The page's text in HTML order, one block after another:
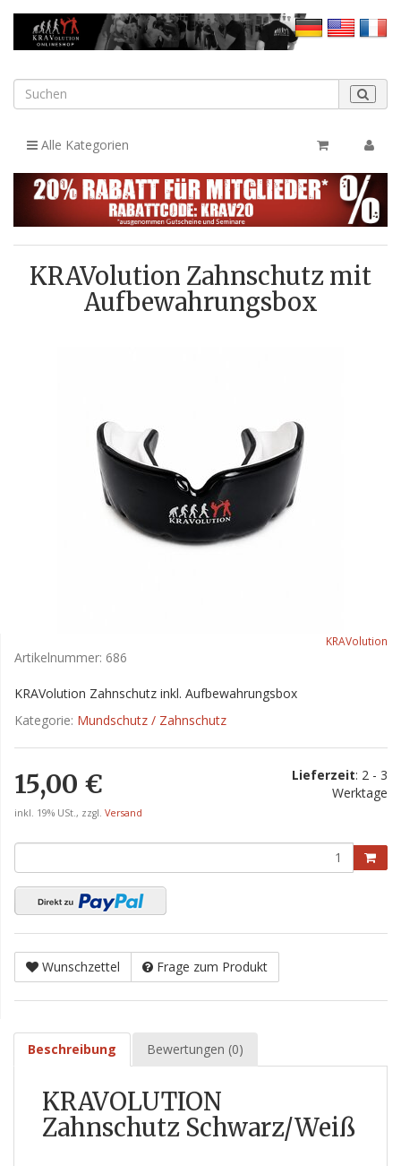
Alle Kategorien
KRAVolution Zahnschutz mit
Aufbewahrungsbox
KRAVolution
Artikelnummer: 686
KRAVolution Zahnschutz inkl. Aufbewahrungsbox
Kategorie: Mundschutz / Zahnschutz
15,00 €
inkl. 19% USt., zzgl. Versand
Lieferzeit: 2 - 3
Werktage
Wunschzettel Frage zum Produkt
Beschreibung Bewertungen (0)
KRAVOLUTION
Zahnschutz Schwarz/Weiß